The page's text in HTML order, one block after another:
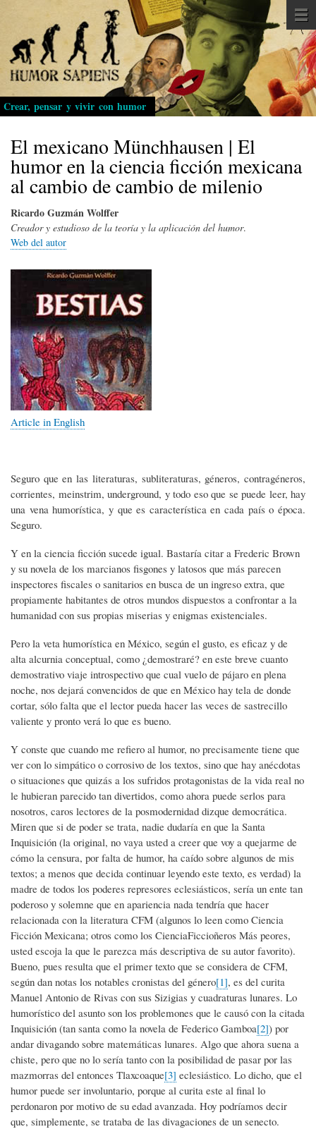
Pasar
al
contenido
principal
Crear, pensar y vivir con humor
El mexicano Münchhausen | El
humor en la ciencia ficción mexicana
al cambio de cambio de milenio
Ricardo Guzmán Wolffer
Creador y estudioso de la teoría y la aplicación del humor.
Web del autor
Article in English
Seguro que en las literaturas, subliteraturas, géneros, contragéneros,
corrientes, meinstrim, underground, y todo eso que se puede leer, hay
una vena humorística, y que es característica en cada país o época.
Seguro.
Y en la ciencia ficción sucede igual. Bastaría citar a Frederic Brown
y su novela de los marcianos fisgones y latosos que más parecen
inspectores fiscales o sanitarios en busca de un ingreso extra, que
propiamente habitantes de otros mundos dispuestos a confrontar a la
humanidad con sus propias miserias y enigmas existenciales.
Pero la veta humorística en México, según el gusto, es eficaz y de
alta alcurnia conceptual, como ¿demostraré? en este breve cuanto
demostrativo viaje introspectivo que cual vuelo de pájaro en plena
noche, nos dejará convencidos de que en México hay tela de donde
cortar, sólo falta que el lector pueda hacer las veces de sastrecillo
valiente y pronto verá lo que es bueno.
Y conste que cuando me refiero al humor, no precisamente tiene que
ver con lo simpático o corrosivo de los textos, sino que hay anécdotas
o situaciones que quizás a los sufridos protagonistas de la vida real no
le hubieran parecido tan divertidos, como ahora puede serlos para
nosotros, caros lectores de la posmodernidad dizque democrática.
Miren que si de poder se trata, nadie dudaría en que la Santa
Inquisición (la original, no vaya usted a creer que voy a quejarme de
cómo la censura, por falta de humor, ha caído sobre algunos de mis
textos; a menos que decida continuar leyendo este texto, es verdad) la
madre de todos los poderes represores eclesiásticos, sería un ente tan
poderoso y solemne que en apariencia nada tendría que hacer
relacionada con la literatura CFM (algunos lo leen como Ciencia
Ficción Mexicana; otros como los CienciaFiccioñeros Más peores,
usted escoja la que le parezca más descriptiva de su autor favorito).
Bueno, pues resulta que el primer texto que se considera de CFM,
según dan notas los notables cronistas del género[1], es del curita
Manuel Antonio de Rivas con sus Sizigias y cuadraturas lunares. Lo
humorístico del asunto son los problemones que le causó con la citada
Inquisición (tan santa como la novela de Federico Gamboa[2]) por
andar divagando sobre matemáticas lunares. Algo que ahora suena a
chiste, pero que no lo sería tanto con la posibilidad de pasar por las
mazmorras del entonces Tlaxcoaque[3] eclesiástico. Lo dicho, que el
humor puede ser involuntario, porque al curita este al final lo
perdonaron por motivo de su edad avanzada. Hoy podríamos decir
que, simplemente, se trataba de las divagaciones de un senecto.